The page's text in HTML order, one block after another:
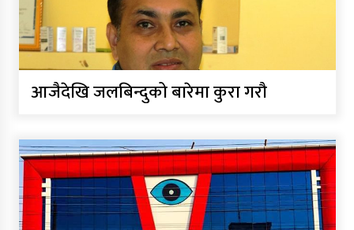
आजैदेखि जलबिन्दुको बारेमा कुरा गरौ